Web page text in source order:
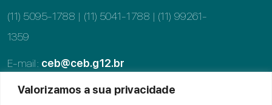
Valorizamos a sua privacidade
(11) 5095-1788 | (11) 5041-1788 | (11) 99261-
1359
E-mail: ceb@ceb.g12.br
Alameda dos Tupiniquins, 997, Moema